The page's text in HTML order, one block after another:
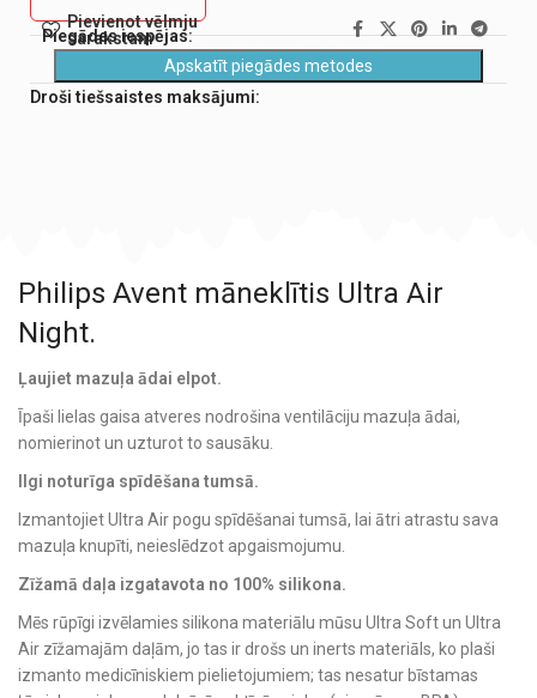
Pievienot vēlmju
sarakstam
Piegādes iespējas:
Apskatīt piegādes metodes
Droši tiešsaistes maksājumi:
Philips Avent māneklītis Ultra Air
Night.
Ļaujiet mazuļa ādai elpot.
Īpaši lielas gaisa atveres nodrošina ventilāciju mazuļa ādai,
nomierinot un uzturot to sausāku.
Ilgi noturīga spīdēšana tumsā.
Izmantojiet Ultra Air pogu spīdēšanai tumsā, lai ātri atrastu sava
mazuļa knupīti, neieslēdzot apgaismojumu.
Zīžamā daļa izgatavota no 100% silikona.
Mēs rūpīgi izvēlamies silikona materiālu mūsu Ultra Soft un Ultra
Air zīžamajām daļām, jo tas ir drošs un inerts materiāls, ko plaši
izmanto medicīniskiem pielietojumiem; tas nesatur bīstamas